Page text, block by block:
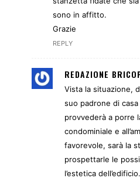
sono in affitto.
Grazie
REPLY
REDAZIONE
Vista la situazione,
suo padrone di casa
provvederà a porre
condominiale e
favorevole, sarà la
prospettarle le
l’estetica dell’edificio.